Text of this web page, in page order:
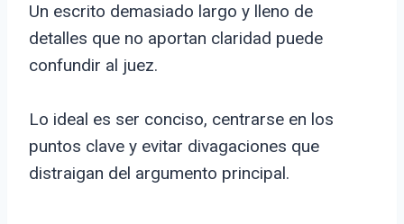
Un escrito demasiado largo y lleno de
detalles que no aportan claridad puede
confundir al juez.
Lo ideal es ser conciso, centrarse en los
puntos clave y evitar divagaciones que
distraigan del argumento principal.